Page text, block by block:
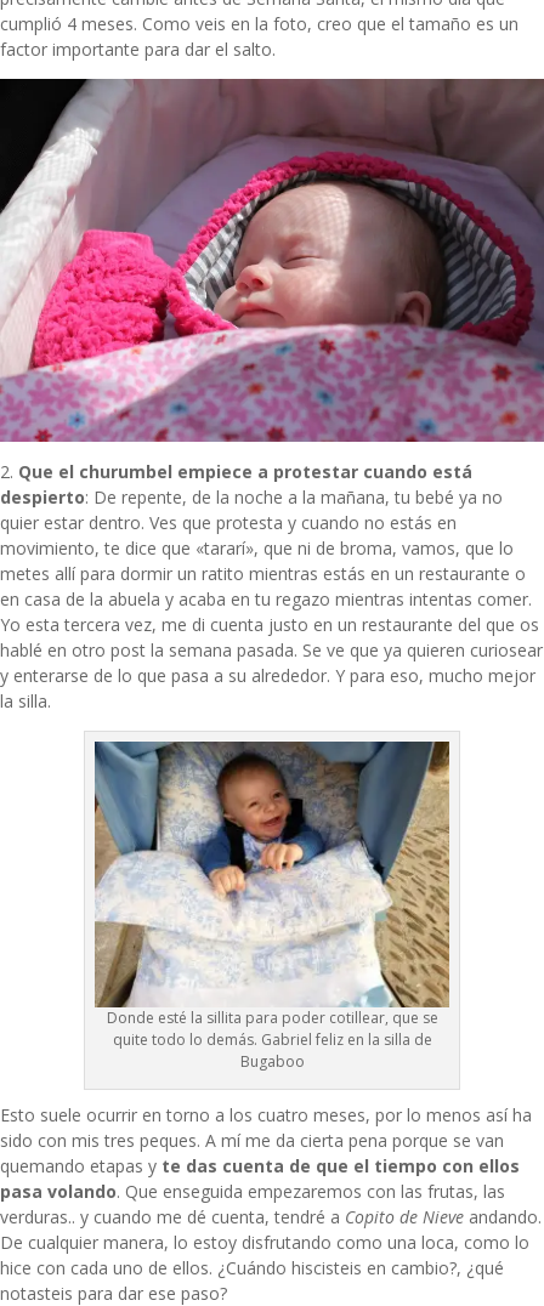
cumplió 4 meses. Como veis en la foto, creo que el tamaño es un
factor importante para dar el salto.
2. Que el churumbel empiece a protestar cuando está
despierto: De repente, de la noche a la mañana, tu bebé ya no
quier estar dentro. Ves que protesta y cuando no estás en
movimiento, te dice que «tararí», que ni de broma, vamos, que lo
metes allí para dormir un ratito mientras estás en un restaurante o
en casa de la abuela y acaba en tu regazo mientras intentas comer.
Yo esta tercera vez, me di cuenta justo en un restaurante del que os
hablé en otro post la semana pasada. Se ve que ya quieren curiosear
y enterarse de lo que pasa a su alrededor. Y para eso, mucho mejor
la silla.
Donde esté la sillita para poder cotillear, que se
quite todo lo demás. Gabriel feliz en la silla de
Bugaboo
Esto suele ocurrir en torno a los cuatro meses, por lo menos así ha
sido con mis tres peques. A mí me da cierta pena porque se van
quemando etapas y te das cuenta de que el tiempo con ellos
pasa volando. Que enseguida empezaremos con las frutas, las
verduras.. y cuando me dé cuenta, tendré a Copito de Nieve andando.
De cualquier manera, lo estoy disfrutando como una loca, como lo
hice con cada uno de ellos. ¿Cuándo hiscisteis en cambio?, ¿qué
notasteis para dar ese paso?